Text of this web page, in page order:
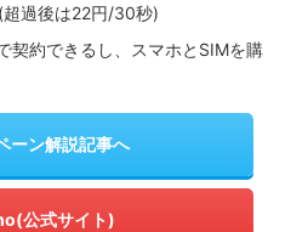
過後は22円/30秒)
契約できるし、スマホとSIMを購
ーン解説記事へ
公式サイト)